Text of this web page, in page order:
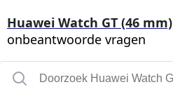
Huawei Watch GT (46 mm)
onbeantwoorde vragen